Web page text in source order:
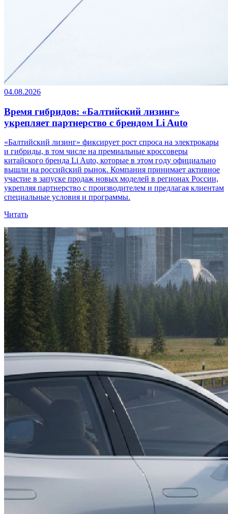
04.08.2026
Время гибридов: «Балтийский лизинг»
укрепляет партнерство с брендом Li Auto
«Балтийский лизинг» фиксирует рост спроса на электрокары
и гибриды, в том числе на премиальные кроссоверы
китайского бренда Li Auto, которые в этом году официально
вышли на российский рынок. Компания принимает активное
участие в запуске продаж новых моделей в регионах России,
укрепляя партнерство с производителем и предлагая клиентам
специальные условия и программы.
Читать